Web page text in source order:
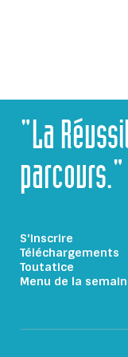
"La
parcours."
S'inscrire
Téléchargements
Toutatice
Menu de la